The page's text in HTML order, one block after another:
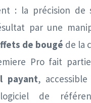
: la précision de
par une
de bougé de la
Pro fait
payant,
de